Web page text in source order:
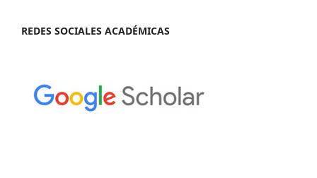
REDES SOCIALES ACADÉMICAS